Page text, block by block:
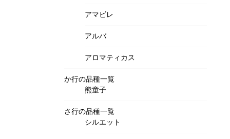
アマビレ
アルバ
アロマティカス
か行の品種一覧
熊童子
さ行の品種一覧
シルエット